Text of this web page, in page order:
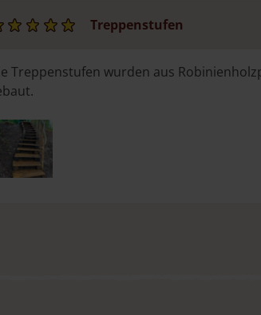
Treppenstufen
Treppenstufen wurden aus